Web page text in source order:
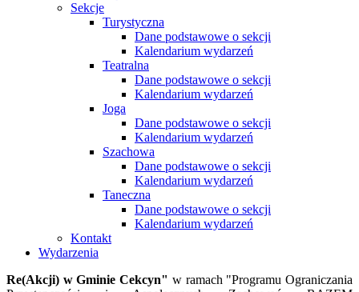
Sekcje
Turystyczna
Dane podstawowe o sekcji
Kalendarium wydarzeń
Teatralna
Dane podstawowe o sekcji
Kalendarium wydarzeń
Joga
Dane podstawowe o sekcji
Kalendarium wydarzeń
Szachowa
Dane podstawowe o sekcji
Kalendarium wydarzeń
Taneczna
Dane podstawowe o sekcji
Kalendarium wydarzeń
Kontakt
Wydarzenia
Re(Akcji) w Gminie Cekcyn" w ramach "Programu Ograniczania